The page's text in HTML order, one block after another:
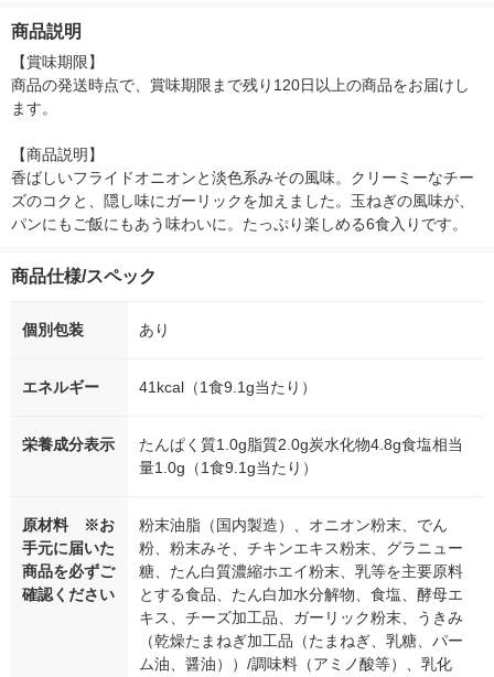
商品説明
【賞味期限】
商品の発送時点で、賞味期限まで残り120日以上の商品をお届けし
ます。
【商品説明】
香ばしいフライドオニオンと淡色系みその風味。クリーミーなチー
ズのコクと、隠し味にガーリックを加えました。玉ねぎの風味が、
パンにもご飯にもあう味わいに。たっぷり楽しめる6食入りです。
商品仕様/スペック
個別包装 あり
エネルギー 41kcal（1食9.1g当たり）
栄養成分表示
たんぱく質1.0g脂質2.0g炭水化物4.8g食塩相当
量1.0g（1食9.1g当たり）
原材料 ※お
手元に届いた
商品を必ずご
確認ください
粉末油脂（国内製造）、オニオン粉末、でん
粉、粉末みそ、チキンエキス粉末、グラニュー
糖、たん白質濃縮ホエイ粉末、乳等を主要原料
とする食品、たん白加水分解物、食塩、酵母エ
キス、チーズ加工品、ガーリック粉末、うきみ
（乾燥たまねぎ加工品（たまねぎ、乳糖、パー
ム油、醤油））/調味料（アミノ酸等）、乳化